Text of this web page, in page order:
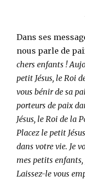
Dans ses
nous parle de
chers enfants !
petit Jésus, le Roi
vous bénir de sa
porteurs de paix
Jésus, le Roi de la
Placez le petit
dans votre vie. Je
mes petits
Laissez-le vous